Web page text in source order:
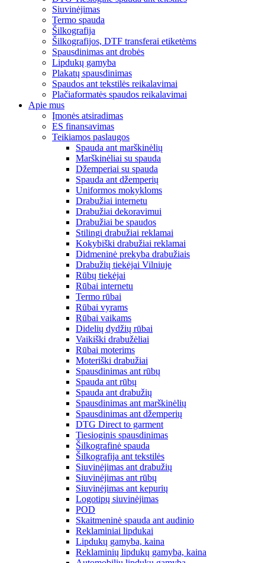
Siuvinėjimas
Termo spauda
Šilkografija
Šilkografijos, DTF transferai etiketėms
Spausdinimas ant drobės
Lipdukų gamyba
Plakatų spausdinimas
Spaudos ant tekstilės reikalavimai
Plačiaformatės spaudos reikalavimai
Apie mus
Įmonės atsiradimas
ES finansavimas
Teikiamos paslaugos
Spauda ant marškinėlių
Marškinėliai su spauda
Džemperiai su spauda
Spauda ant džemperių
Uniformos mokykloms
Drabužiai internetu
Drabužiai dekoravimui
Drabužiai be spaudos
Stilingi drabužiai reklamai
Kokybiški drabužiai reklamai
Didmeninė prekyba drabužiais
Drabužių tiekėjai Vilniuje
Rūbų tiekėjai
Rūbai internetu
Termo rūbai
Rūbai vyrams
Rūbai vaikams
Didelių dydžių rūbai
Vaikiški drabužėliai
Rūbai moterims
Moteriški drabužiai
Spausdinimas ant rūbų
Spauda ant rūbų
Spauda ant drabužių
Spausdinimas ant marškinėlių
Spausdinimas ant džemperių
DTG Direct to garment
Tiesioginis spausdinimas
Šilkografinė spauda
Šilkografija ant tekstilės
Siuvinėjimas ant drabužių
Siuvinėjimas ant rūbų
Siuvinėjimas ant kepurių
Logotipų siuvinėjimas
POD
Skaitmeninė spauda ant audinio
Reklaminiai lipdukai
Lipdukų gamyba, kaina
Reklaminių lipdukų gamyba, kaina